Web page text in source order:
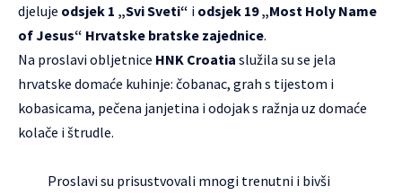
djeluje odsjek 1 „Svi Sveti“ i odsjek 19 „Most Holy Name
of Jesus“ Hrvatske bratske zajednice.
Na proslavi obljetnice HNK Croatia služila su se jela
hrvatske domaće kuhinje: čobanac, grah s tijestom i
kobasicama, pečena janjetina i odojak s ražnja uz domaće
kolače i štrudle.
Proslavi su prisustvovali mnogi trenutni i bivši